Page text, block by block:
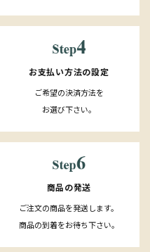
お支払い方法の設定
ご希望の決済方法を
お選び下さい。
商品の発送
ご注文の商品を発送します。
商品の到着をお待ち下さい。